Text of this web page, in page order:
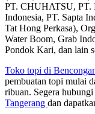
PT. CHUHATSU, PT.
Indonesia, PT. Sapta
Tat Hong Perkasa),
Water Boom, Grab
Pondok Kari, dan lain
Toko topi di
pembuatan topi mulai
ribuan. Segera
Tangerang dan